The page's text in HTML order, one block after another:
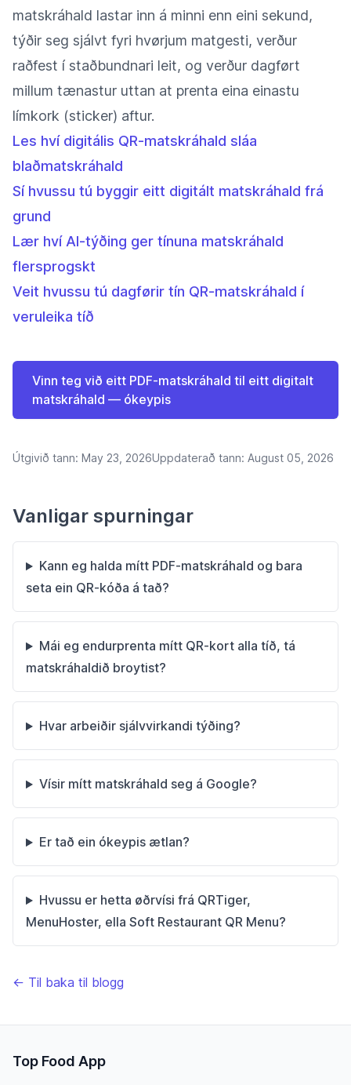
matskráhald lastar inn á minni enn eini sekund,
týðir seg sjálvt fyri hvørjum matgesti, verður
raðfest í staðbundnari leit, og verður dagført
millum tænastur uttan at prenta eina einastu
límkork (sticker) aftur.
Les hví digitális QR-matskráhald sláa
blaðmatskráhald
Sí hvussu tú byggir eitt digitált matskráhald frá
grund
Lær hví AI-týðing ger tínuna matskráhald
flersprogskt
Veit hvussu tú dagførir tín QR-matskráhald í
veruleika tíð
Vinn teg við eitt PDF-matskráhald til eitt digitalt
matskráhald — ókeypis
Útgivið tann: May 23, 2026Uppdaterað tann: August 05, 2026
Vanligar spurningar
Kann eg halda mítt PDF-matskráhald og bara
seta ein QR-kóða á tað?
Mái eg endurprenta mítt QR-kort alla tíð, tá
matskráhaldið broytist?
Hvar arbeiðir sjálvvirkandi týðing?
Vísir mítt matskráhald seg á Google?
Er tað ein ókeypis ætlan?
Hvussu er hetta øðrvísi frá QRTiger,
MenuHoster, ella Soft Restaurant QR Menu?
← Til baka til blogg
Top Food App